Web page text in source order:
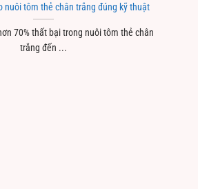
nuôi tôm thẻ chân trắng đúng kỹ thuật
70% thất bại trong nuôi tôm thẻ chân
trắng đến ...